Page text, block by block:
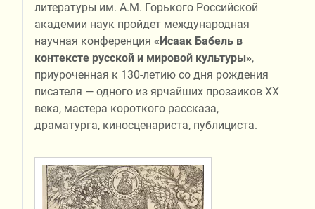
литературы им. А.М. Горького Российской
академии наук пройдет международная
научная конференция «Исаак Бабель в
контексте русской и мировой культуры»,
приуроченная к 130-летию со дня рождения
писателя — одного из ярчайших прозаиков ХХ
века, мастера короткого рассказа,
драматурга, киносценариста, публициста.